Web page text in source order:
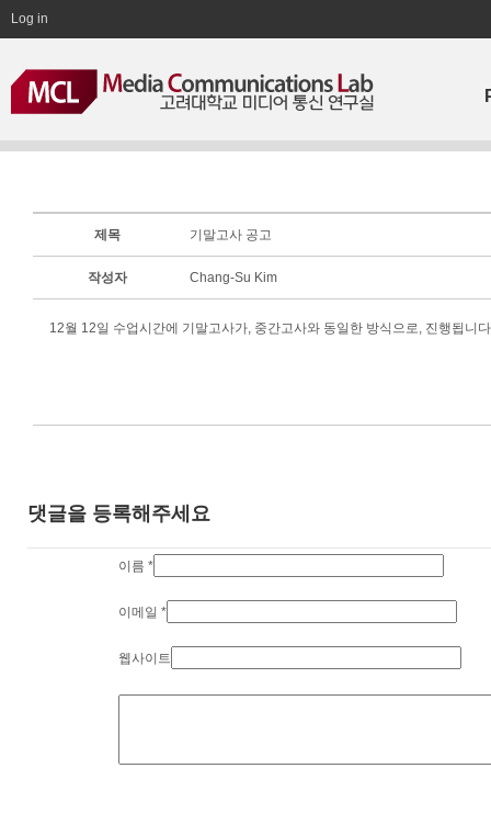
Log in
제목 기말고사 공고
작성자 Chang-Su Kim
12월 12일 수업시간에 기말고사가, 중간고사와 동일한 방식으로, 진행됩니
댓글을 등록해주세요
이름 *
이메일 *
웹사이트